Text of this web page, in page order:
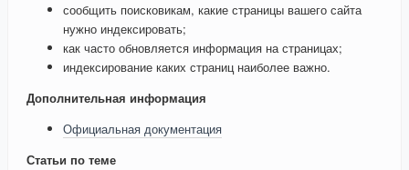
сообщить поисковикам, какие страницы вашего сайта
нужно индексировать;
как часто обновляется информация на страницах;
индексирование каких страниц наиболее важно.
Дополнительная информация
Официальная документация
Статьи по теме